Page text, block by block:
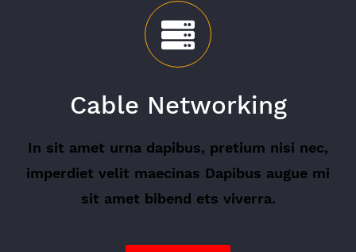
Cable Networking
In sit amet urna dapibus, pretium nisi nec,
imperdiet velit maecinas Dapibus augue mi
sit amet bibend ets viverra.